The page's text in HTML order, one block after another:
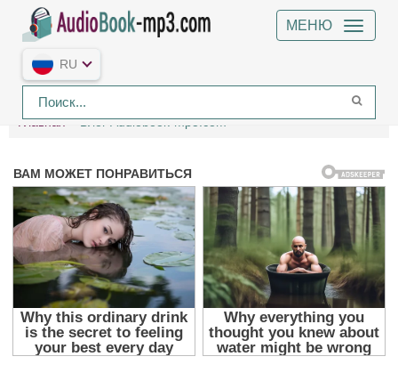
МЕНЮ
RU
Главная Блог Audiobook-mp3.com